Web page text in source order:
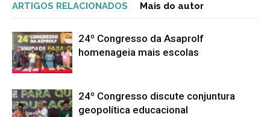
ARTIGOS RELACIONADOS Mais do autor
24º Congresso da Asaprolf
homenageia mais escolas
24º Congresso discute conjuntura
geopolítica educacional